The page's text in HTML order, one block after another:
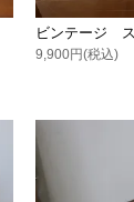
ビンテージ
9,900円(税込)